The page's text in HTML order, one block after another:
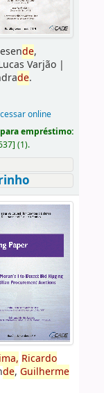
de,
Varjão|
de.
online
empréstimo:
] (1).
Ricardo
de, Guilherme